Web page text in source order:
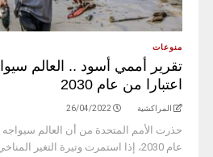
منوعات
اعتبارا من عام 2030
المراكشية 26/04/2022
عام 2030، إذا استمرت وتيرة التغير